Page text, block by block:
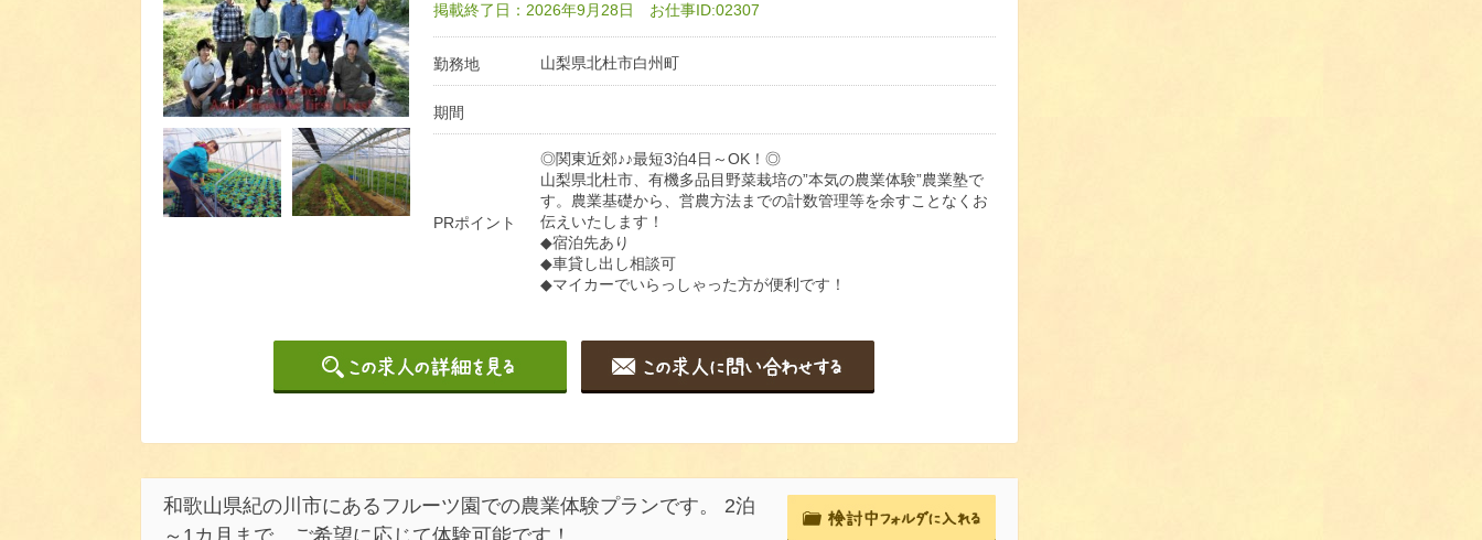
掲載終了日：2026年9月28日 お仕事ID:02307
勤務地 山梨県北杜市白州町
期間
PRポイント
◎関東近郊♪♪最短3泊4日～OK！◎
山梨県北杜市、有機多品目野菜栽培の”本気の農業体験”農業塾で
す。農業基礎から、営農方法までの計数管理等を余すことなくお
伝えいたします！
◆宿泊先あり
◆車貸し出し相談可
◆マイカーでいらっしゃった方が便利です！
和歌山県紀の川市にあるフルーツ園での農業体験プランです。 2泊